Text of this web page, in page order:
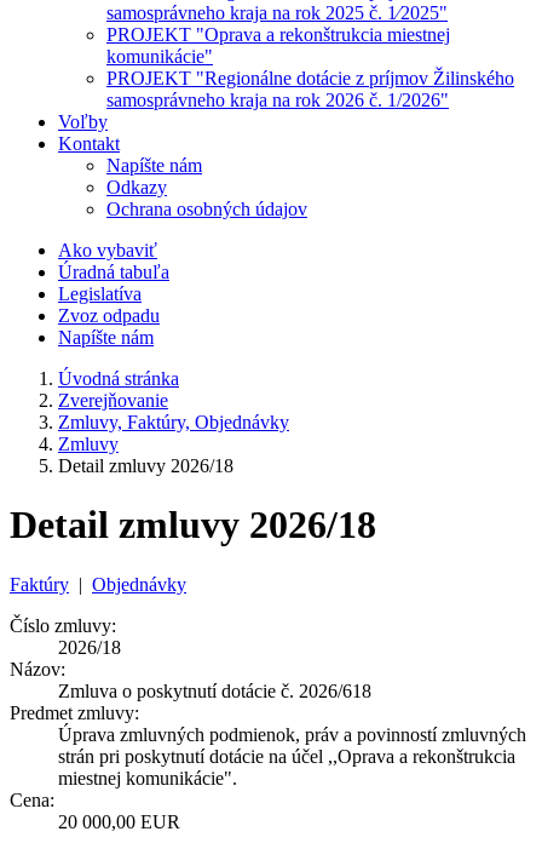
samosprávneho kraja na rok 2025 č. 1⁄2025"
PROJEKT "Oprava a rekonštrukcia miestnej
komunikácie"
PROJEKT "Regionálne dotácie z príjmov Žilinského
samosprávneho kraja na rok 2026 č. 1/2026"
Voľby
Kontakt
Napíšte nám
Odkazy
Ochrana osobných údajov
Ako vybaviť
Úradná tabuľa
Legislatíva
Zvoz odpadu
Napíšte nám
Úvodná stránka
Zverejňovanie
Zmluvy, Faktúry, Objednávky
Zmluvy
Detail zmluvy 2026/18
Detail zmluvy 2026/18
Faktúry | Objednávky
Číslo zmluvy:
2026/18
Názov:
Zmluva o poskytnutí dotácie č. 2026/618
Predmet zmluvy:
Úprava zmluvných podmienok, práv a povinností zmluvných
strán pri poskytnutí dotácie na účel ,,Oprava a rekonštrukcia
miestnej komunikácie".
Cena:
20 000,00 EUR